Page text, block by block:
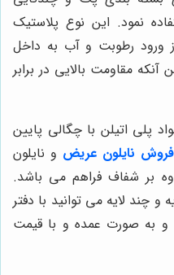
نمود. این نوع پلاستیک
ورود رطوبت و آب به داخل
مقاومت بالایی در برابر
پلی اتیلن با چگالی پایین
فروش نایلون عریض و نایلون
بر شفاف فراهم می باشد.
چند لایه می توانید با دفتر
و به صورت عمده و با قیمت